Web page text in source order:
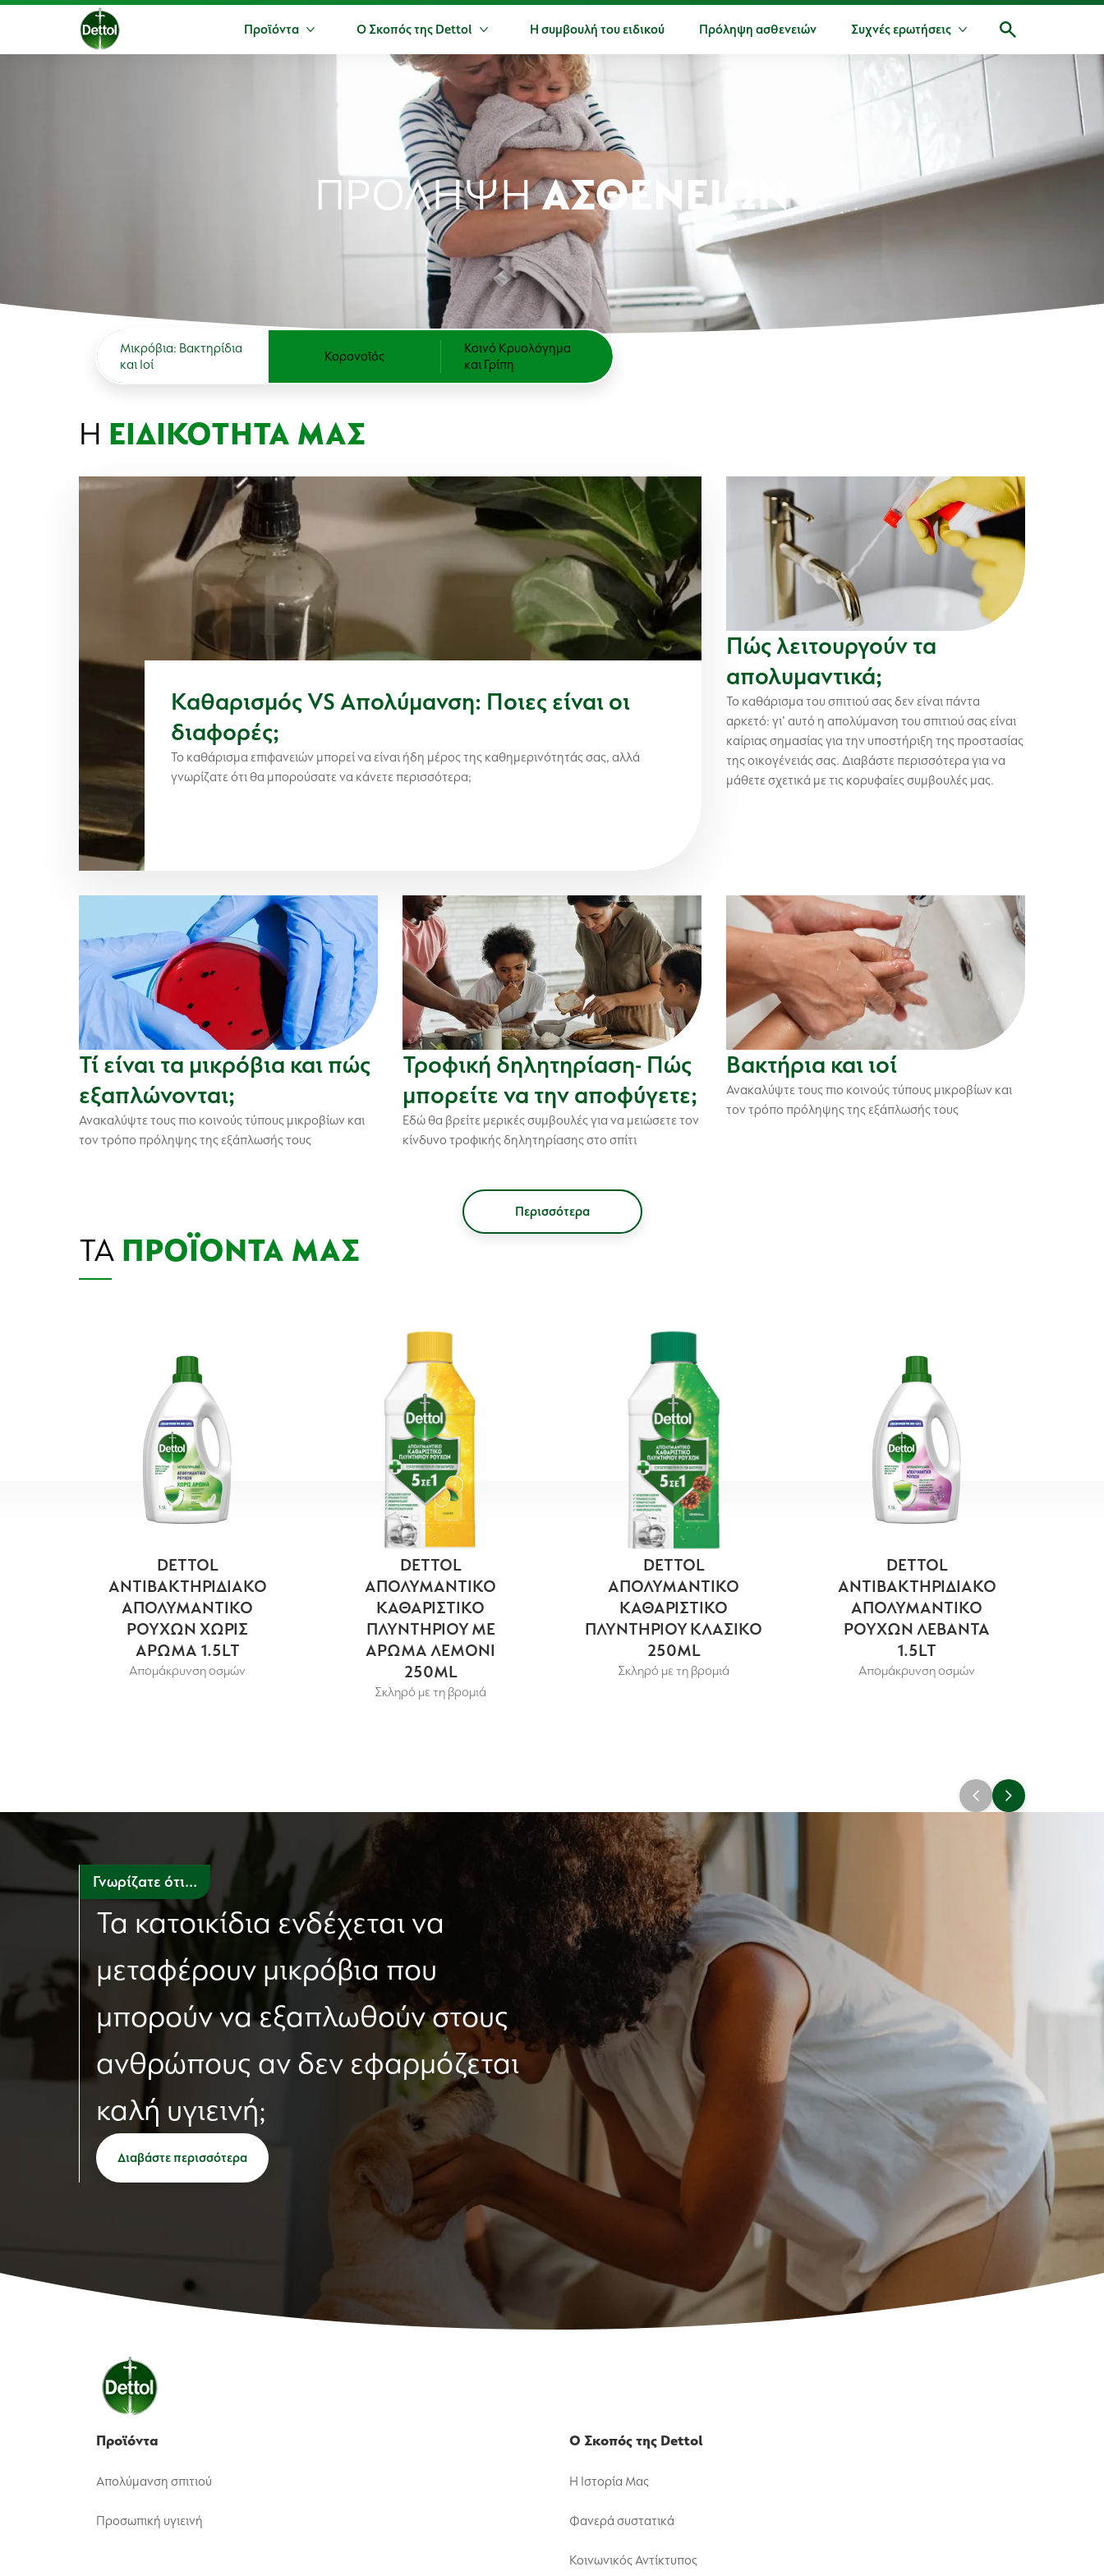
Προϊόντα
Περισσότερα Προϊόντα
Ο Σκοπός της Dettol
Περισσότερα Ο Σκοπός της Dettol
Η συμβουλή του ειδικού Πρόληψη ασθενειών Συχνές ερωτήσεις
Περισσότερα Συχνές
ΠΡΟΛΗΨΗΑΣΘΕΝΕΙΩΝ
Μικρόβια: Βακτηρίδια
και Ιοί
Κορονοϊός
Κοινό Κρυολόγημα
και Γρίπη
Η ΕΙΔΙΚΟΤΗΤΑ ΜΑΣ
Καθαρισμός VS Aπολύμανση: Ποιες είναι οι
διαφορές;
Το καθάρισμα επιφανειών μπορεί να είναι ήδη μέρος της καθημερινότητάς σας, αλλά
γνωρίζατε ότι θα μπορούσατε να κάνετε περισσότερα;
Πώς λειτουργούν τα
απολυμαντικά;
Το καθάρισμα του σπιτιού σας δεν είναι πάντα
αρκετό: γι’ αυτό η απολύμανση του σπιτιού σας είναι
καίριας σημασίας για την υποστήριξη της προστασίας
της οικογένειάς σας. Διαβάστε περισσότερα για να
μάθετε σχετικά με τις κορυφαίες συμβουλές μας.
Τί είναι τα μικρόβια και πώς
εξαπλώνονται;
Ανακαλύψτε τους πιο κοινούς τύπους μικροβίων και
τον τρόπο πρόληψης της εξάπλωσής τους
Τροφική δηλητηρίαση- Πώς
μπορείτε να την αποφύγετε;
Εδώ θα βρείτε μερικές συμβουλές για να μειώσετε τον
κίνδυνο τροφικής δηλητηρίασης στο σπίτι
Βακτήρια και ιοί
Ανακαλύψτε τους πιο κοινούς τύπους μικροβίων και
τον τρόπο πρόληψης της εξάπλωσής τους
Περισσότερα
ΤΑ ΠΡΟΪΟΝΤΑ ΜΑΣ
DETTOL
ΑΝΤΙΒΑΚΤΗΡΙΔΙΑΚΟ
ΑΠΟΛΥΜΑΝΤΙΚΟ
ΡΟΥΧΩΝ ΧΩΡΙΣ
ΑΡΩΜΑ 1.5LT
Απομάκρυνση οσμών
DETTOL
ΑΠΟΛΥΜΑΝΤΙΚΟ
ΚΑΘΑΡΙΣΤΙΚΟ
ΠΛΥΝΤΗΡΙΟΥ ΜΕ
ΑΡΩΜΑ ΛΕΜΟΝΙ
250ML
Σκληρό με τη βρoμιά
DETTOL
ΑΠΟΛΥΜΑΝΤΙΚΟ
ΚΑΘΑΡΙΣΤΙΚΟ
ΠΛΥΝΤΗΡΙΟΥ ΚΛΑΣΙΚΟ
250ML
Σκληρό με τη βρoμιά
DETTOL
ΑΝΤΙΒΑΚΤΗΡΙΔΙΑΚΟ
ΑΠΟΛΥΜΑΝΤΙΚΟ
ΡΟΥΧΩΝ ΛΕΒΑΝΤΑ
1.5LT
Απομάκρυνση οσμών
Γνωρίζατε ότι...
Τα κατοικίδια ενδέχεται να
μεταφέρουν μικρόβια που
μπορούν να εξαπλωθούν στους
ανθρώπους αν δεν εφαρμόζεται
καλή υγιεινή;
Διαβάστε περισσότερα
Προϊόντα
Απολύμανση σπιτιού
Προσωπική υγιεινή
Ο Σκοπός της Dettol
Η Ιστορία Μας
Φανερά συστατικά
Κοινωνικός Αντίκτυπος